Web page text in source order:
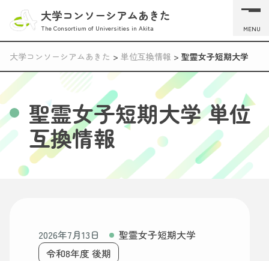
大学コンソーシアムあきた
The Consortium of Universities in Akita MENU
大学コンソーシアムあきた > 単位互換情報 > 聖霊女子短期大学
聖霊女子短期大学 単位
互換情報
2026年7月13日
聖霊女子短期大学
令和8年度 後期